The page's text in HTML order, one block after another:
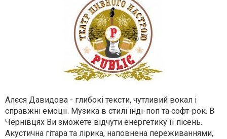
Алєся Давидова - глибокі тексти, чутливий вокал і
справжні емоції. Музика в стилі інді-поп та софт-рок. В
Чернівцях Ви зможете відчути енергетику її пісень.
Акустична гітара та лірика, наповнена переживаннями,